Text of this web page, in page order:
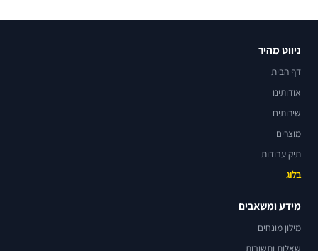
ניווט מהיר
דף הבית
אודותינו
שירותים
מוצרים
תיק עבודות
בלוג
מידע ומשאבים
מילון מונחים
שאלות ותשובות